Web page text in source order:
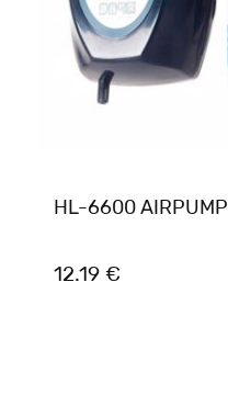
HL-6600 AIRPUMP
12.19 €